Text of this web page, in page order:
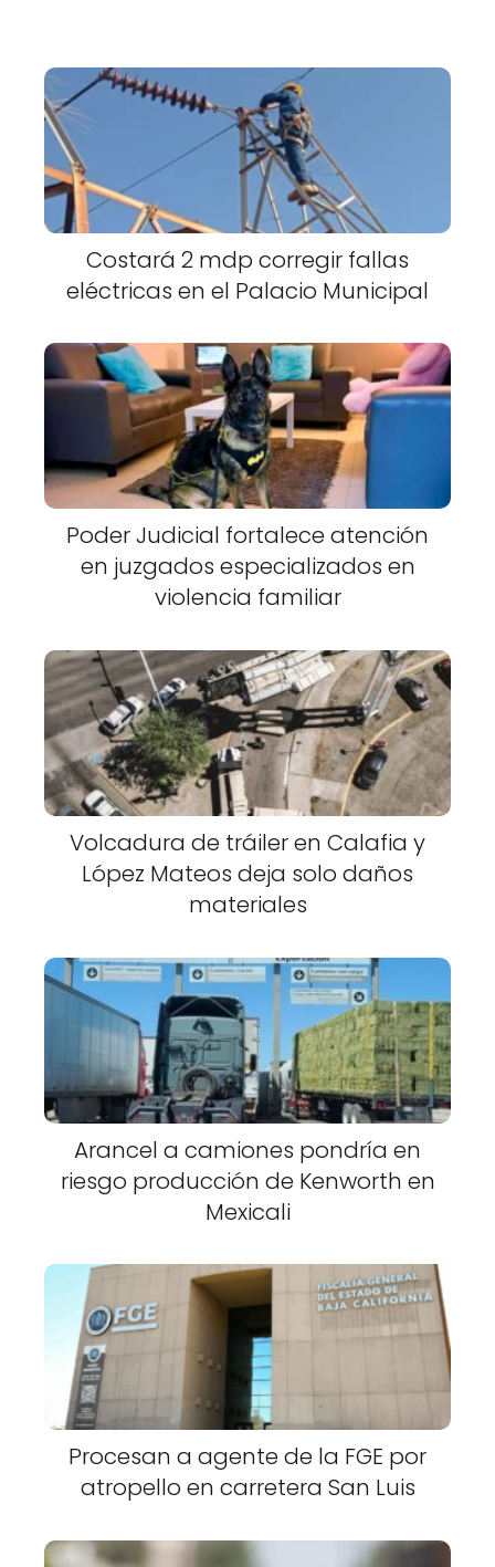
Costará 2 mdp corregir fallas
eléctricas en el Palacio Municipal
Poder Judicial fortalece atención
en juzgados especializados en
violencia familiar
Volcadura de tráiler en Calafia y
López Mateos deja solo daños
materiales
Arancel a camiones pondría en
riesgo producción de Kenworth en
Mexicali
Procesan a agente de la FGE por
atropello en carretera San Luis